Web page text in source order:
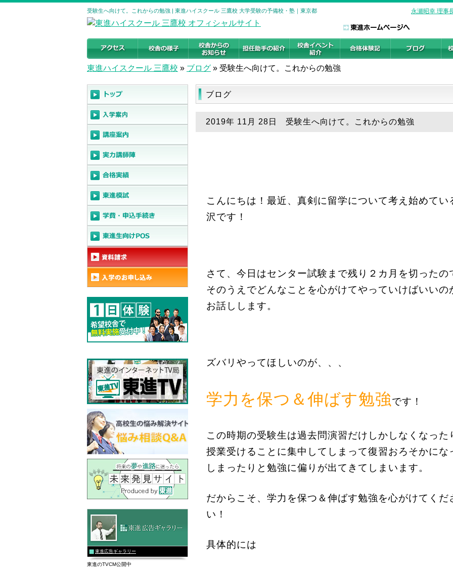
受験生へ向けて。これからの勉強 | 東進ハイスクール 三鷹校 大学受験の予備校・塾｜東京都 永瀬昭幸 理事
東進ハイスクール 三鷹校 » ブログ » 受験生へ向けて。これからの勉強
ブログ
2019年 11月 28日 受験生へ向けて。これからの勉強
こんにちは！最近、真剣に留学について考え始めてい
沢です！
さて、今日はセンター試験まで残り２カ月を切ったの
そのうえでどんなことを心がけてやっていけばいいの
お話しします。
ズバリやってほしいのが、、、
学力を保つ＆伸ばす勉強です！
この時期の受験生は過去問演習だけしかしなくなった
授業受けることに集中してしまって復習おろそかにな
しまったりと勉強に偏りが出てきてしまいます。
だからこそ、学力を保つ＆伸ばす勉強を心がけてくだ
い！
具体的には
東進広告ギャラリー
東進のTVCM公開中